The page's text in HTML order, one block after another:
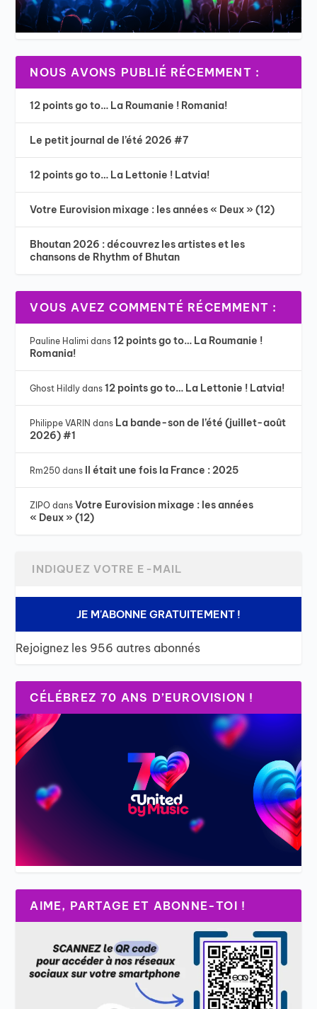
NOUS AVONS PUBLIÉ RÉCEMMENT :
12 points go to… La Roumanie ! Romania!
Le petit journal de l’été 2026 #7
12 points go to… La Lettonie ! Latvia!
Votre Eurovision mixage : les années « Deux » (12)
Bhoutan 2026 : découvrez les artistes et les
chansons de Rhythm of Bhutan
VOUS AVEZ COMMENTÉ RÉCEMMENT :
Pauline Halimi dans12 points go to… La Roumanie !
Romania!
Ghost Hildly dans12 points go to… La Lettonie ! Latvia!
Philippe VARIN dans La bande-son de l’été (juillet-août
2026) #1
Rm250 dans Il était une fois la France : 2025
ZIPO dansVotre Eurovision mixage : les années
« Deux » (12)
JE M'ABONNE GRATUITEMENT !
Rejoignez les 956 autres abonnés
CÉLÉBREZ 70 ANS D’EUROVISION !
AIME, PARTAGE ET ABONNE-TOI !